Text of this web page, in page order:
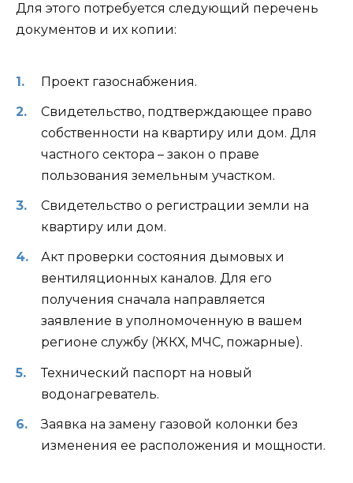
Для этого потребуется следующий перечень
документов и их копии:
Проект газоснабжения.
Свидетельство, подтверждающее право
собственности на квартиру или дом. Для
частного сектора – закон о праве
пользования земельным участком.
Свидетельство о регистрации земли на
квартиру или дом.
Акт проверки состояния дымовых и
вентиляционных каналов. Для его
получения сначала направляется
заявление в уполномоченную в вашем
регионе службу (ЖКХ, МЧС, пожарные).
Технический паспорт на новый
водонагреватель.
Заявка на замену газовой колонки без
изменения ее расположения и мощности.